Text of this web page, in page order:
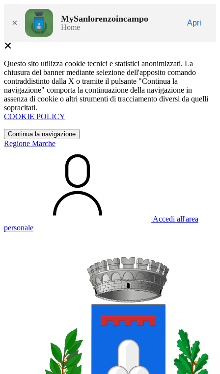
× MySanlorenzoincampo
Home
Apri
Questo sito utilizza cookie tecnici e statistici anonimizzati. La
chiusura del banner mediante selezione dell'apposito comando
contraddistinto dalla X o tramite il pulsante "Continua la
navigazione" comporta la continuazione della navigazione in
assenza di cookie o altri strumenti di tracciamento diversi da quelli
sopracitati.
COOKIE POLICY
Continua la navigazione
Regione Marche
Accedi all'area
personale